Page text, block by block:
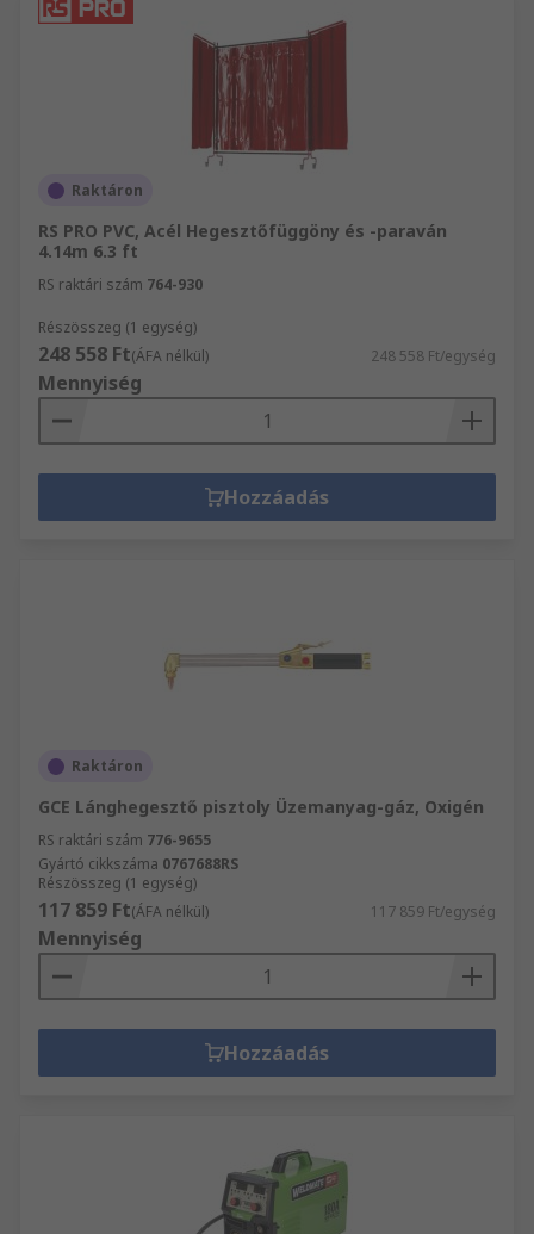
Raktáron
RS PRO PVC, Acél Hegesztőfüggöny és -paraván
4.14m 6.3 ft
RS raktári szám 764-930
Részösszeg (1 egység)
248 558 Ft(ÁFA nélkül) 248 558 Ft/egység
Mennyiség
Hozzáadás
Raktáron
GCE Lánghegesztő pisztoly Üzemanyag-gáz, Oxigén
RS raktári szám 776-9655
Gyártó cikkszáma 0767688RS
Részösszeg (1 egység)
117 859 Ft(ÁFA nélkül) 117 859 Ft/egység
Mennyiség
Hozzáadás